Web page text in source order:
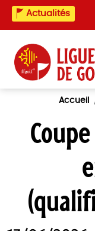
Actualités
Accueil